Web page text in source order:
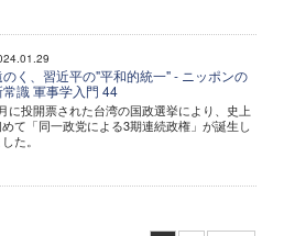
のく、習近平の"平和的統一" - ニッポンの
常識 軍事学入門 44
に投開票された台湾の国政選挙により、史上
て「同一政党による3期連続政権」が誕生し
た。